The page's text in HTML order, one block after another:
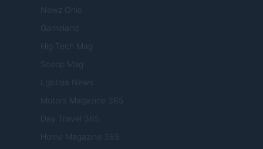
Newz Ohio
Gameland
Hig Tech Mag
Scoop Mag
Lgbtqia News
Motors Magazine 365
Day Travel 365
Home Magazine 365